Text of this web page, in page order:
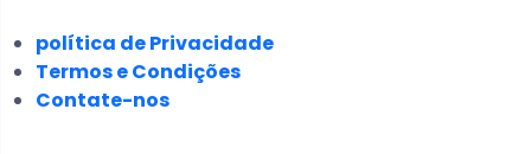
política de Privacidade
Termos e Condições
Contate-nos